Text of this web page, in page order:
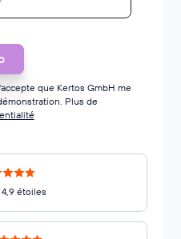
que Kertos GmbH me
Plus de
étoiles